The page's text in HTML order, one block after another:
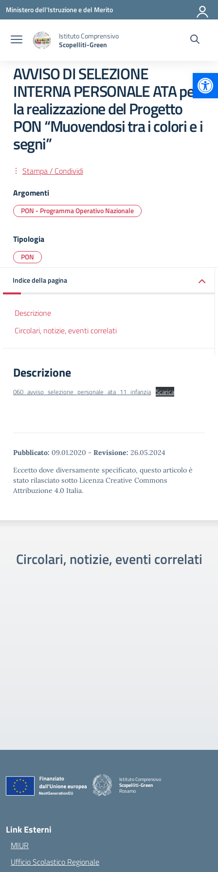
Vai ai contenuti
Vai al menu di navigazione
Vai al footer
Ministero dell'Istruzione e del Merito
Istituto Comprensivo
Scopelliti-Green
AVVISO DI SELEZIONE
INTERNA PERSONALE ATA per
la realizzazione del Progetto
PON “Muovendosi tra i colori e i
segni”
Stampa / Condividi
Argomenti
PON - Programma Operativo Nazionale
Tipologia
PON
Indice della pagina
Descrizione
Circolari, notizie, eventi correlati
Descrizione
060_avviso_selezione_personale_ata_11_infanzia Scarica
Pubblicato: 09.01.2020 - Revisione: 26.05.2024
Eccetto dove diversamente specificato, questo articolo è
stato rilasciato sotto Licenza Creative Commons
Attribuzione 4.0 Italia.
Circolari, notizie, eventi correlati
Istituto Comprensivo
Scopelliti-Green
Rosarno
Link Esterni
MIUR
Ufficio Scolastico Regionale